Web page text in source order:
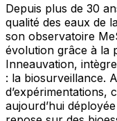
Depuis plus de 30
qualité des eaux de
son observatoire
évolution grâce à la
Inneauvation,
: la biosurveillance.
d’expérimentations,
aujourd’hui